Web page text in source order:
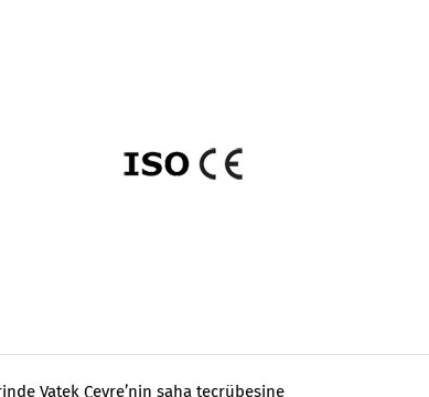
Vatek Çevre’nin saha tecrübesine